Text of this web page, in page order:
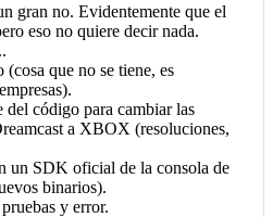
gran no. Evidentemente que el
eso no quiere decir nada.
que no se tiene, es
del código para cambiar las
a XBOX (resoluciones,
un SDK oficial de la consola de
binarios).
y error.